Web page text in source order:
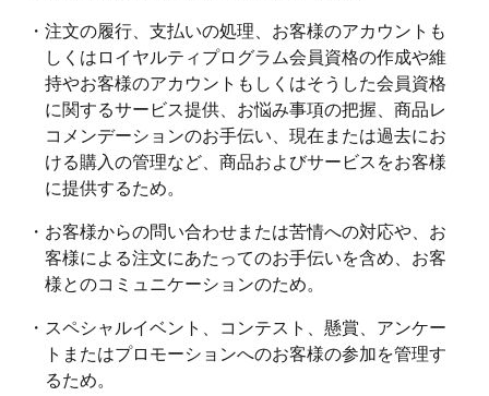
・注文の履行、支払いの処理、お客様のアカウントも
しくはロイヤルティプログラム会員資格の作成や維
持やお客様のアカウントもしくはそうした会員資格
に関するサービス提供、お悩み事項の把握、商品レ
コメンデーションのお手伝い、現在または過去にお
ける購入の管理など、商品およびサービスをお客様
に提供するため。
・お客様からの問い合わせまたは苦情への対応や、お
客様による注文にあたってのお手伝いを含め、お客
様とのコミュニケーションのため。
・スペシャルイベント、コンテスト、懸賞、アンケー
トまたはプロモーションへのお客様の参加を管理す
るため。